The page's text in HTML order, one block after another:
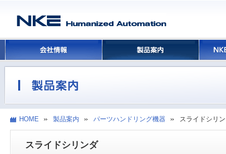
HOME 製品案内 パーツハンドリング機器 スライドシリ
スライドシリンダ